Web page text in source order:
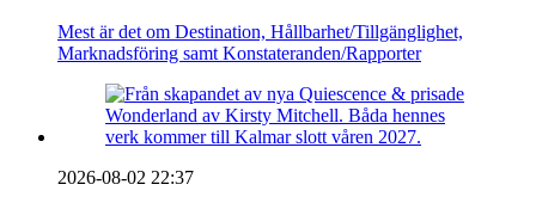
Mest är det om Destination, Hållbarhet/Tillgänglighet,
Marknadsföring samt Konstateranden/Rapporter
2026-08-02 22:37